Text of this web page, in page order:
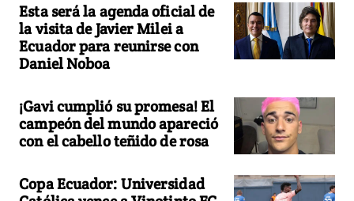
Esta será la agenda oficial de
la visita de Javier Milei a
Ecuador para reunirse con
Daniel Noboa
¡Gavi cumplió su promesa! El
campeón del mundo apareció
con el cabello teñido de rosa
Copa Ecuador: Universidad